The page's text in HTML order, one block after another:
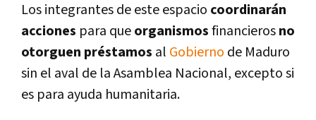
Los integrantes de este espacio coordinarán
acciones para queorganismosfinancierosno
otorguen préstamos al Gobierno de Maduro
sin el aval de la Asamblea Nacional, excepto si
es para ayuda humanitaria.